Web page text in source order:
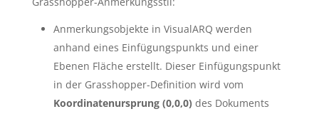
Anmerkungsobjekte in VisualARQ werden
anhand eines Einfügungspunkts und einer
Ebenen Fläche erstellt. Dieser Einfügungspunkt
in der Grasshopper-Definition wird vom
Koordinatenursprung (0,0,0) des Dokuments